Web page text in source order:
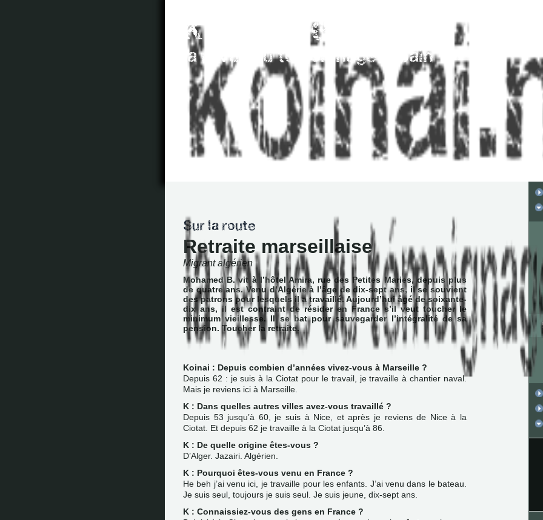
Retraite marseillaise
Migrant algérien
Mohamed B. vit à l’hôtel Amira, rue des Petites Maries, depuis plus
de quatre ans. Venu d’Algérie à l’âge de dix-sept ans, il se souvient
des patrons pour lesquels il a travaillé. Aujourd’hui âgé de soixante-
dix ans, il est contraint de résider en France s’il veut toucher le
minimum vieillesse. Il se bat pour sauvegarder l’intégralité de sa
pension. Toucher la retraite.
Koinai : Depuis combien d’années vivez-vous à Marseille ?
Depuis 62 : je suis à la Ciotat pour le travail, je travaille à chantier naval.
Mais je reviens ici à Marseille.
K : Dans quelles autres villes avez-vous travaillé ?
Depuis 53 jusqu’à 60, je suis à Nice, et après je reviens de Nice à la
Ciotat. Et depuis 62 je travaille à la Ciotat jusqu’à 86.
K : De quelle origine êtes-vous ?
D’Alger. Jazairi. Algérien.
K : Pourquoi êtes-vous venu en France ?
He beh j’ai venu ici, je travaille pour les enfants. J’ai venu dans le bateau.
Je suis seul, toujours je suis seul. Je suis jeune, dix-sept ans.
K : Connaissiez-vous des gens en France ?